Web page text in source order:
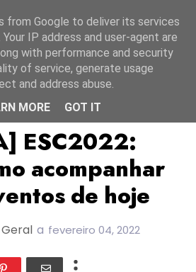
ESC2022 Eurosong 2022
ESC2022:
acompanhar
de hoje
Geral a fevereiro 04, 2022
from Google to deliver its services
IP address and user-agent are
with performance and security
of service, generate usage
and address abuse.
MORE
GOT IT